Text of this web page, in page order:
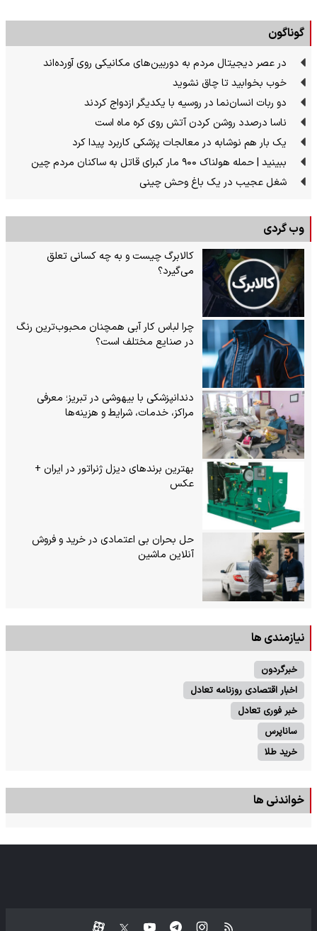
گوناگون
در عصر دیجیتال مردم به دوربین‌های مکانیکی روی آورده‌اند
خوب بخوابید تا چاق نشوید
دو ربات انسان‌نما در روسیه با یکدیگر ازدواج کردند
ناسا درصدد روشن کردن آتش روی کره ماه است
یک بار هم نوشابه در معالجات پزشکی کاربرد پیدا کرد
ببینید | حمله هولناک ۹۰۰ مار کبرای قاتل به ساکنان مردم چین
شغل عجیب در یک باغ وحش چینی
وب گردی
کالابرگ چیست و به چه کسانی تعلق
می‌گیرد؟
چرا لباس کار آبی همچنان محبوب‌ترین رنگ
در صنایع مختلف است؟
دندانپزشکی با بیهوشی در تبریز؛ معرفی
مراکز، خدمات، شرایط و هزینه‌ها
بهترین برندهای دیزل ژنراتور در ایران +
عکس
حل بحران بی‌ اعتمادی در خرید و فروش
آنلاین ماشین
نیازمندی ها
خبرگردون
اخبار اقتصادی روزنامه تعادل
خبر فوری تعادل
ساناپرس
خرید طلا
خواندنی ها